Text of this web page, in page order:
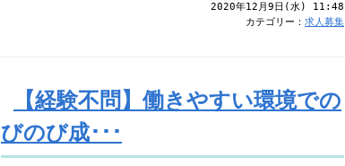
2020年12月9日(水) 11:48
カテゴリー： 求人募集
【経験不問】働きやすい環境での
びのび成･･･